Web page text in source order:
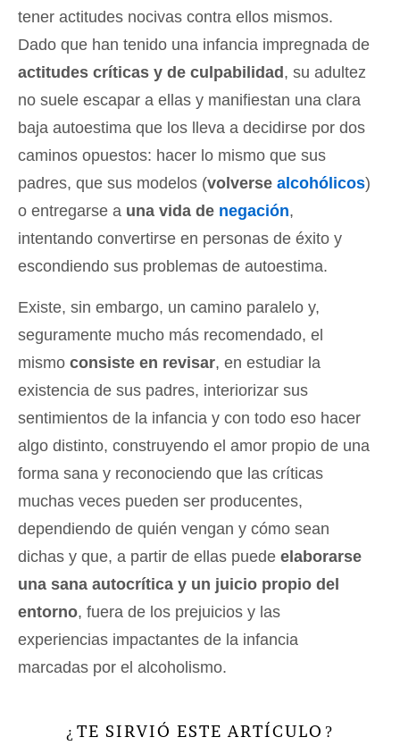
tener actitudes nocivas contra ellos mismos.
Dado que han tenido una infancia impregnada de
actitudes críticas y de culpabilidad , su adultez
no suele escapar a ellas y manifiestan una clara
baja autoestima que los lleva a decidirse por dos
caminos opuestos: hacer lo mismo que sus
padres, que sus modelos (volverse alcohólicos)
o entregarse a una vida de negación,
intentando convertirse en personas de éxito y
escondiendo sus problemas de autoestima.
Existe, sin embargo, un camino paralelo y,
seguramente mucho más recomendado, el
mismo consiste en revisar, en estudiar la
existencia de sus padres, interiorizar sus
sentimientos de la infancia y con todo eso hacer
algo distinto, construyendo el amor propio de una
forma sana y reconociendo que las críticas
muchas veces pueden ser producentes,
dependiendo de quién vengan y cómo sean
dichas y que, a partir de ellas puede elaborarse
una sana autocrítica y un juicio propio del
entorno, fuera de los prejuicios y las
experiencias impactantes de la infancia
marcadas por el alcoholismo.
¿ TE SIRVIÓ ESTE ARTÍCULO ?